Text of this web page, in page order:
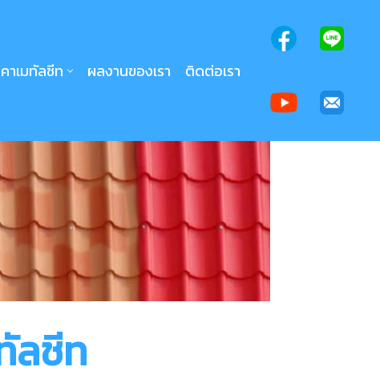
าเมทัลชีท ผลงานของเรา ติดต่อเรา
ลชีท